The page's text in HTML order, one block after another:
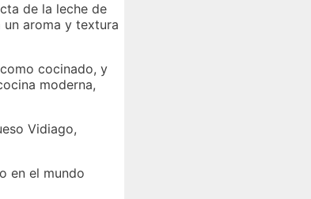
de la leche de
un aroma y textura
cocinado, y
moderna,
Vidiago,
en el mundo